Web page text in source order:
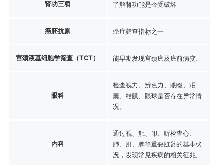
肾功三项 了解肾功能是否受破坏
癌胚抗原 癌症筛查指标之一
宫颈液基细胞学筛查（TCT） 能早期发现宫颈癌及癌前病变。
眼科
检查视力、辨色力、眼睑、泪
囊、结膜、眼球是否存在异常情
况。
内科
通过视、触、叩、听检查心、
肺、肝、脾等重要脏器的基本状
况，发现常见疾病的相关征兆。